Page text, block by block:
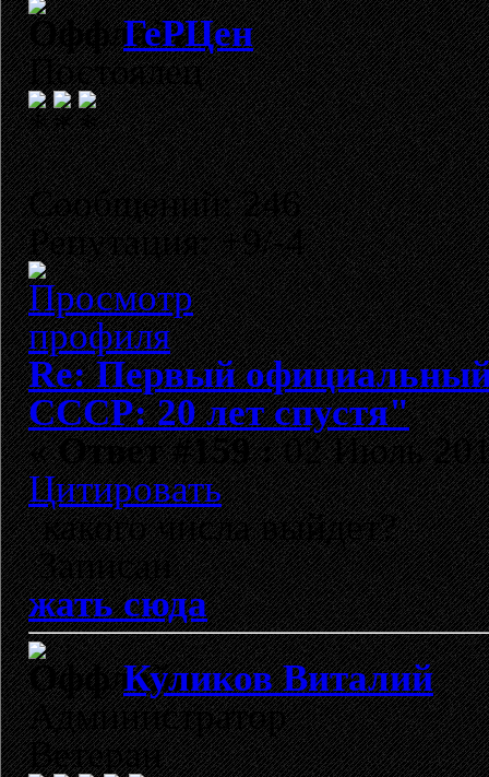
ГеРЦен
Постоялец
Сообщений: 246
Репутация: +9/-4
Re: Первый
СССР: 20 лет спустя"
«Ответ #159 :02 Июль
Цитировать
какого числа выйдет?
Записан
жать сюда
Куликов Виталий
Администратор
Ветеран